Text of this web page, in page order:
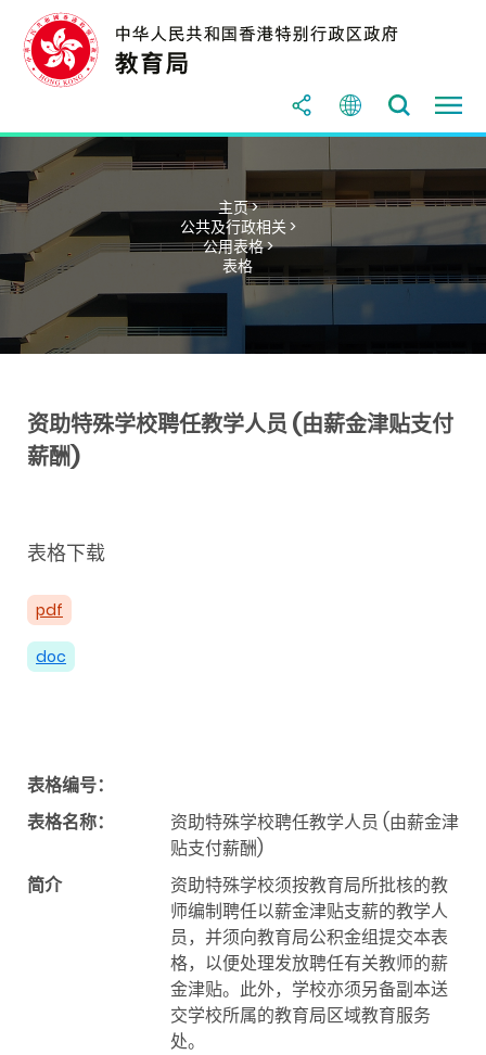
主页 >
公共及行政相关 >
公用表格 >
表格
资助特殊学校聘任教学人员 (由薪金津贴支付
薪酬)
表格下载
pdf
doc
表格编号：
表格名称：
资助特殊学校聘任教学人员 (由薪金津
贴支付薪酬)
简介
资助特殊学校须按教育局所批核的教
师编制聘任以薪金津贴支薪的教学人
员，并须向教育局公积金组提交本表
格，以便处理发放聘任有关教师的薪
金津贴。此外，学校亦须另备副本送
交学校所属的教育局区域教育服务
处。